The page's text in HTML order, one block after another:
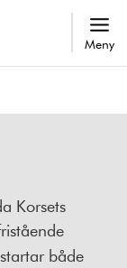
Meny
Korsets
startar både